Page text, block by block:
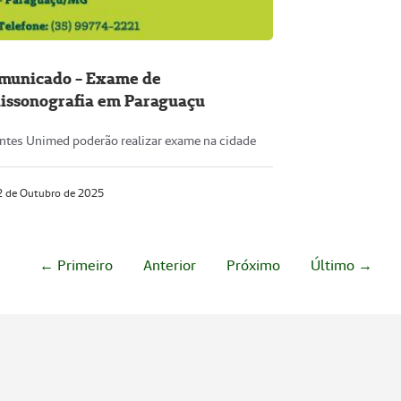
- Exame de
em Paraguaçu
Unimed poderão realizar exame na cidade
de Outubro de 2025
← Primeiro Anterior Próximo Último →